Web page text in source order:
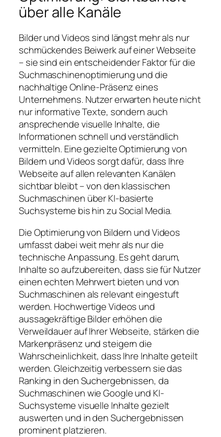
über alle Kanäle
Bilder und Videos sind längst mehr als nur
schmückendes Beiwerk auf einer Webseite
– sie sind ein entscheidender Faktor für die
Suchmaschinenoptimierung und die
nachhaltige Online-Präsenz eines
Unternehmens. Nutzer erwarten heute nicht
nur informative Texte, sondern auch
ansprechende visuelle Inhalte, die
Informationen schnell und verständlich
vermitteln. Eine gezielte Optimierung von
Bildern und Videos sorgt dafür, dass Ihre
Webseite auf allen relevanten Kanälen
sichtbar bleibt – von den klassischen
Suchmaschinen über KI-basierte
Suchsysteme bis hin zu Social Media.
Die Optimierung von Bildern und Videos
umfasst dabei weit mehr als nur die
technische Anpassung. Es geht darum,
Inhalte so aufzubereiten, dass sie für Nutzer
einen echten Mehrwert bieten und von
Suchmaschinen als relevant eingestuft
werden. Hochwertige Videos und
aussagekräftige Bilder erhöhen die
Verweildauer auf Ihrer Webseite, stärken die
Markenpräsenz und steigern die
Wahrscheinlichkeit, dass Ihre Inhalte geteilt
werden. Gleichzeitig verbessern sie das
Ranking in den Suchergebnissen, da
Suchmaschinen wie Google und KI-
Suchsysteme visuelle Inhalte gezielt
auswerten und in den Suchergebnissen
prominent platzieren.